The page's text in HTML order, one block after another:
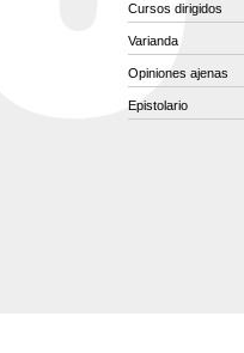
Cursos dirigidos
Varianda
Opiniones ajenas
Epistolario